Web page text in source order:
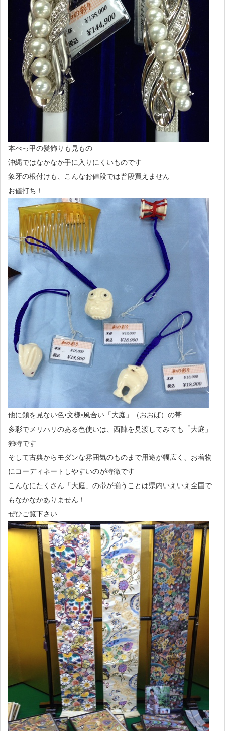
本べっ甲の髪飾りも見もの
沖縄ではなかなか手に入りにくいものです
象牙の根付けも、こんなお値段では普段買えません
お値打ち！
他に類を見ない色•文様•風合い「大庭」（おおば）の帯
多彩でメリハリのある色使いは、西陣を見渡してみても「大庭」
独特です
そして古典からモダンな雰囲気のものまで用途が幅広く、お着物
にコーディネートしやすいのが特徴です
こんなにたくさん「大庭」の帯が揃うことは県内いえいえ全国で
もなかなかありません！
ぜひご覧下さい